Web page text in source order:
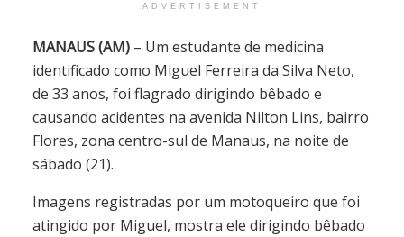
ADVERTISEMENT
MANAUS (AM) – Um estudante de medicina
identificado como Miguel Ferreira da Silva Neto,
de 33 anos, foi flagrado dirigindo bêbado e
causando acidentes na avenida Nilton Lins, bairro
Flores, zona centro-sul de Manaus, na noite de
sábado (21).
Imagens registradas por um motoqueiro que foi
atingido por Miguel, mostra ele dirigindo bêbado